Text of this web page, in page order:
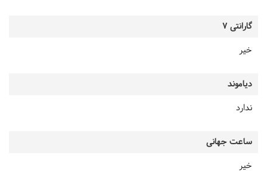
گارانتی 7
خیر
دیاموند
ندارد
ساعت جهانی
خیر